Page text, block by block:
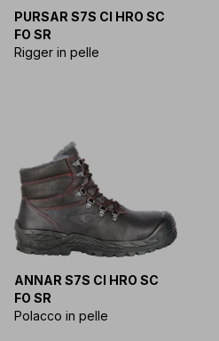
PURSAR S7S CI HRO SC
FO SR
Rigger in pelle
ANNAR S7S CI HRO SC
FO SR
Polacco in pelle